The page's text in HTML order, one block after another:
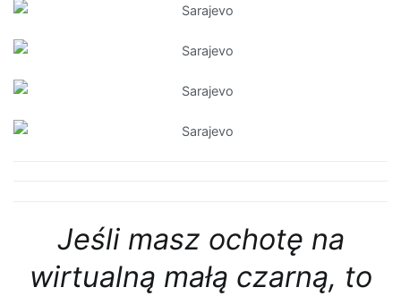
Jeśli masz ochotę na
wirtualną małą czarną, to